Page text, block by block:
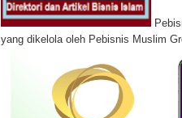
yang dikelola oleh Pebisnis Muslim